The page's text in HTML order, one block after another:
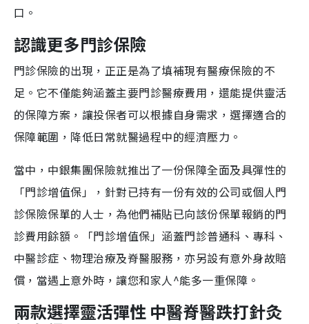
口。
認識更多門診保險
門診保險的出現，正正是為了填補現有醫療保險的不
足。它不僅能夠涵蓋主要門診醫療費用，還能提供靈活
的保障方案，讓投保者可以根據自身需求，選擇適合的
保障範圍，降低日常就醫過程中的經濟壓力。
當中，中銀集團保險就推出了一份保障全面及具彈性的
「門診增值保」，針對已持有一份有效的公司或個人門
診保險保單的人士，為他們補貼已向該份保單報銷的門
診費用餘額。「門診增值保」涵蓋門診普通科、專科、
中醫診症、物理治療及脊醫服務，亦另設有意外身故賠
償，當遇上意外時，讓您和家人^能多一重保障。
兩款選擇靈活彈性 中醫脊醫跌打針灸